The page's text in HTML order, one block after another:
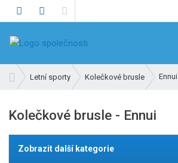
h
a
v
d
Letní sporty Kolečkové brusle Ennui
Kolečkové brusle - Ennui
Zobrazit další kategorie